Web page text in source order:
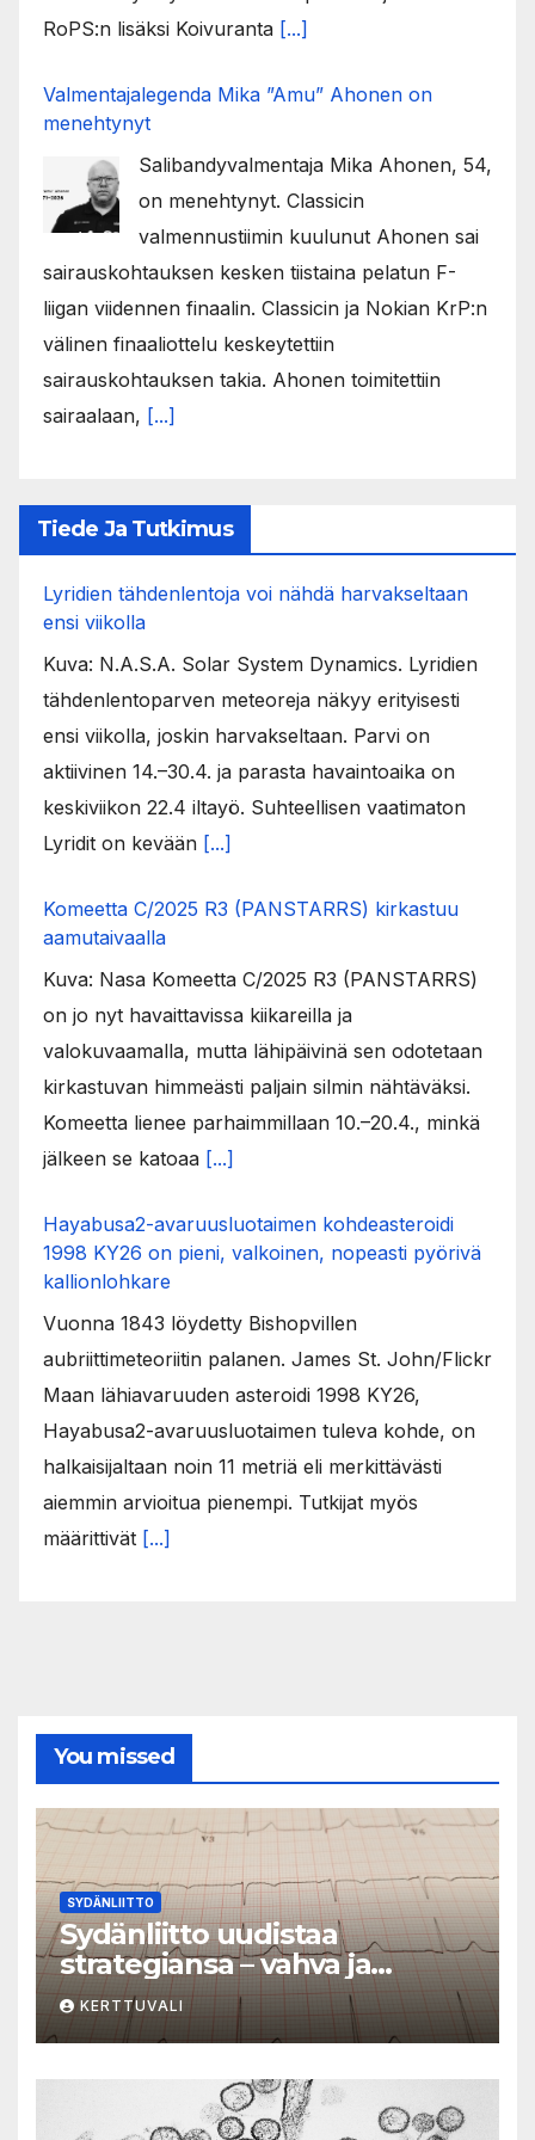
RoPS:n lisäksi Koivuranta [...]
Valmentajalegenda Mika ”Amu” Ahonen on
menehtynyt
Salibandyvalmentaja Mika Ahonen, 54,
on menehtynyt. Classicin
valmennustiimin kuulunut Ahonen sai
sairauskohtauksen kesken tiistaina pelatun F-
liigan viidennen finaalin. Classicin ja Nokian KrP:n
välinen finaaliottelu keskeytettiin
sairauskohtauksen takia. Ahonen toimitettiin
sairaalaan, [...]
Tiede Ja Tutkimus
Lyridien tähdenlentoja voi nähdä harvakseltaan
ensi viikolla
Kuva: N.A.S.A. Solar System Dynamics. Lyridien
tähdenlentoparven meteoreja näkyy erityisesti
ensi viikolla, joskin harvakseltaan. Parvi on
aktiivinen 14.–30.4. ja parasta havaintoaika on
keskiviikon 22.4 iltayö. Suhteellisen vaatimaton
Lyridit on kevään [...]
Komeetta C/2025 R3 (PANSTARRS) kirkastuu
aamutaivaalla
Kuva: Nasa Komeetta C/2025 R3 (PANSTARRS)
on jo nyt havaittavissa kiikareilla ja
valokuvaamalla, mutta lähipäivinä sen odotetaan
kirkastuvan himmeästi paljain silmin nähtäväksi.
Komeetta lienee parhaimmillaan 10.–20.4., minkä
jälkeen se katoaa [...]
Hayabusa2-avaruusluotaimen kohdeasteroidi
1998 KY26 on pieni, valkoinen, nopeasti pyörivä
kallionlohkare
Vuonna 1843 löydetty Bishopvillen
aubriittimeteoriitin palanen. James St. John/Flickr
Maan lähiavaruuden asteroidi 1998 KY26,
Hayabusa2-avaruusluotaimen tuleva kohde, on
halkaisijaltaan noin 11 metriä eli merkittävästi
aiemmin arvioitua pienempi. Tutkijat myös
määrittivät [...]
You missed
SYDÄNLIITTO
Sydänliitto uudistaa
strategiansa – vahva ja
vaikuttava toimija
sydänterveyden puolesta
KERTTUVALI